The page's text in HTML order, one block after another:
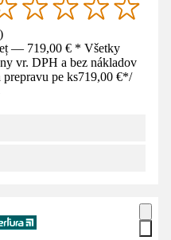
)
— 719,00 € * Všetky
vr. DPH a bez nákladov
prepravu pe ks719,00 €*/